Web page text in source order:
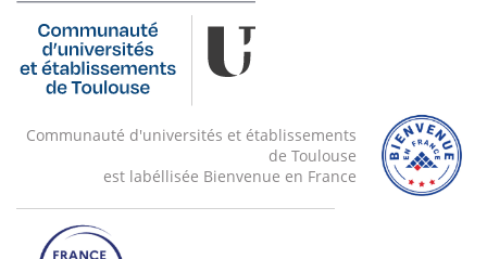
Communauté d'universités et établissements
de Toulouse
est labéllisée Bienvenue en France